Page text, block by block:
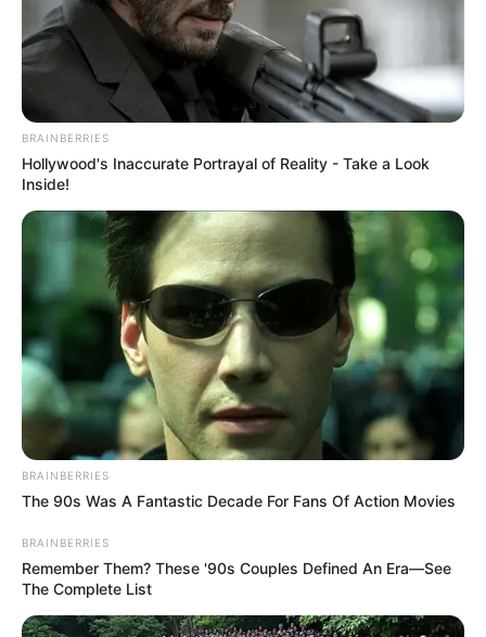
Top 8 Movies Based On Real Life. You Have To
Watch Them!
Brainberries
Shocking Turn Of Event: Actors Who Pursued
Controversial Careers
Brainberries